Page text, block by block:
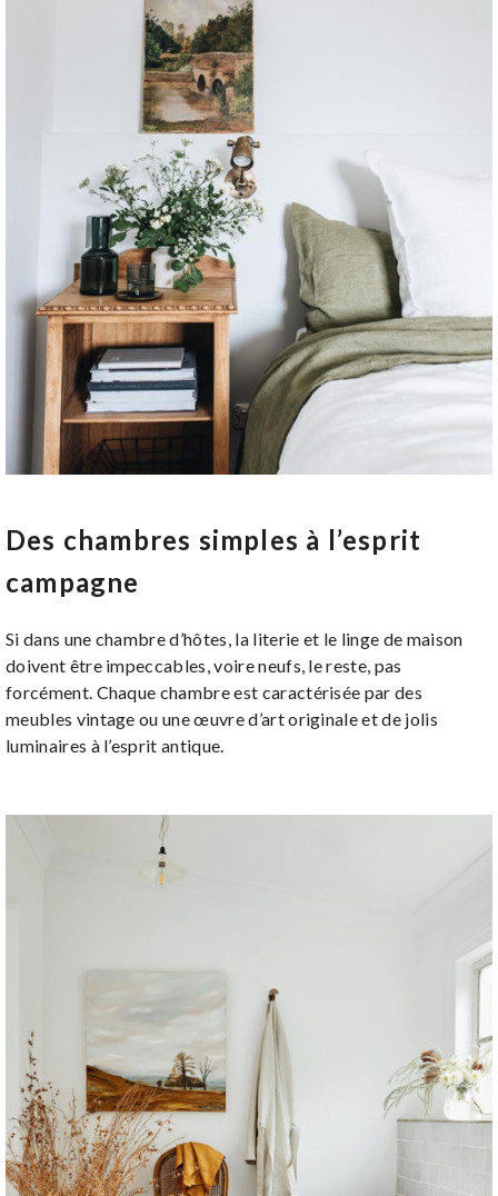
Des chambres simples à l’esprit
campagne
Si dans une chambre d’hôtes, la literie et le linge de maison
doivent être impeccables, voire neufs, le reste, pas
forcément. Chaque chambre est caractérisée par des
meubles vintage ou une œuvre d’art originale et de jolis
luminaires à l’esprit antique.